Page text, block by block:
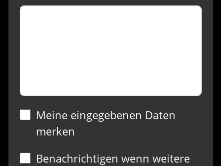
Meine eingegebenen Daten
merken
Benachrichtigen wenn weitere